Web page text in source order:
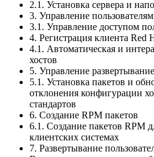
2.1. Установка сервера и
3. Управление
3.1. Управление доступом
4. Регистрация клиента Red
4.1. Автоматическая и
хостов
5. Управление
5.1. Установка пакетов и
отклонения конфигурации
стандартов
6. Создание RPM пакетов
6.1. Создание пакетов RPM
клиентских системах
7. Развертывание